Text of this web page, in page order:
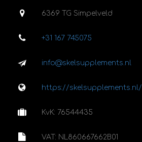
6369 TG Simpelveld
+31 167 745075
info@skelsupplements.nl
https://skelsupplements.nl/
KvK: 76544435
VAT: NL860667662B01